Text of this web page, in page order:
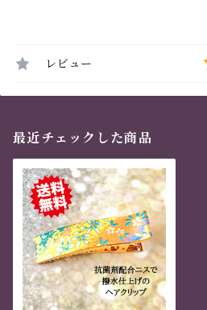
レビュー
最近チェックした商品